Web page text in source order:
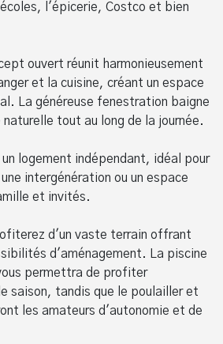
l'épicerie, Costco et bien
ouvert réunit harmonieusement
et la cuisine, créant un espace
La généreuse fenestration baigne
naturelle tout au long de la journée.
un logement indépendant, idéal pour
intergénération ou un espace
et invités.
d'un vaste terrain offrant
d'aménagement. La piscine
permettra de profiter
saison, tandis que le poulailler et
les amateurs d'autonomie et de